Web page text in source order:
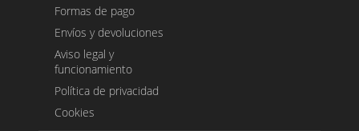
Formas de pago
Envíos y devoluciones
Aviso legal y
funcionamiento
Política de privacidad
Cookies